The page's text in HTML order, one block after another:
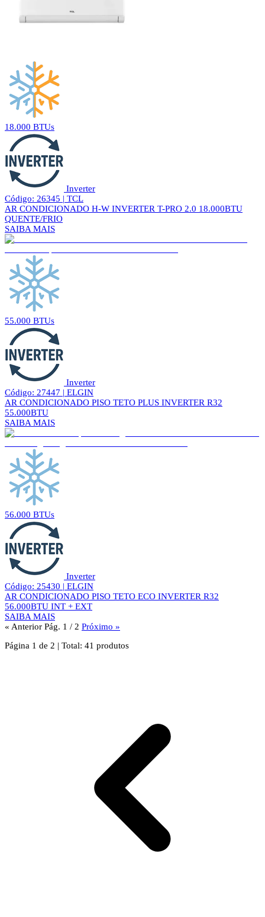
18.000 BTUs
Inverter
Código: 26345 | TCL
AR CONDICIONADO H-W INVERTER T-PRO 2.0 18.000BTU
QUENTE/FRIO
SAIBA MAIS
55.000 BTUs
Inverter
Código: 27447 | ELGIN
AR CONDICIONADO PISO TETO PLUS INVERTER R32
55.000BTU
SAIBA MAIS
56.000 BTUs
Inverter
Código: 25430 | ELGIN
AR CONDICIONADO PISO TETO ECO INVERTER R32
56.000BTU INT + EXT
SAIBA MAIS
« Anterior Pág. 1 / 2 Próximo »
Página 1 de 2 | Total: 41 produtos